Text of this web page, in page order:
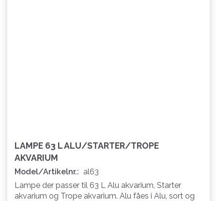
LAMPE 63 L ALU/STARTER/TROPE
AKVARIUM
Model/Artikelnr.: al63
Lampe der passer til 63 L Alu akvarium, Starter
akvarium og Trope akvarium. Alu fåes i Alu, sort og